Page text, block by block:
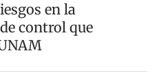
en la
control que